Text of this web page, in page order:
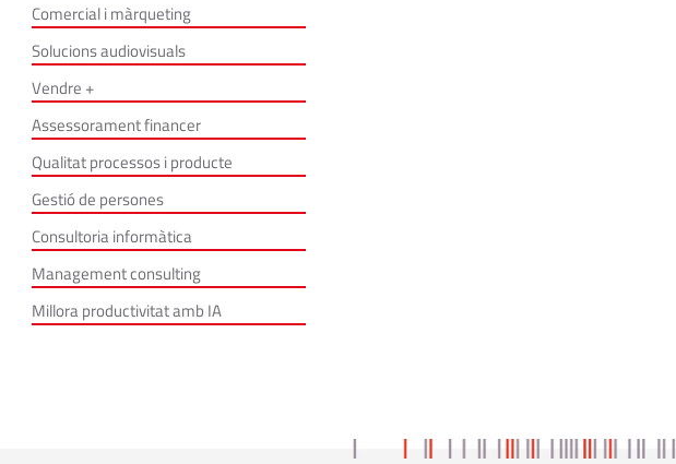
Comercial i màrqueting
Solucions audiovisuals
Vendre +
Assessorament financer
Qualitat processos i producte
Gestió de persones
Consultoria informàtica
Management consulting
Millora productivitat amb IA